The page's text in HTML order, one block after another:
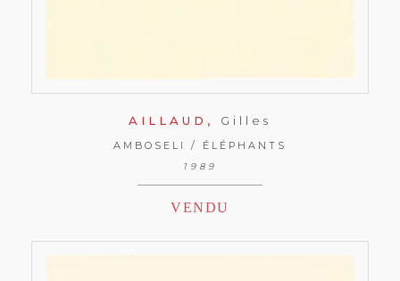
AILLAUD, Gilles
AMBOSELI / ÉLÉPHANTS
1989
VENDU